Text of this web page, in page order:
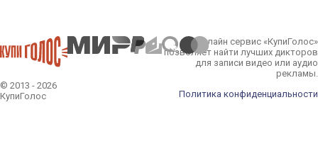
© 2013 - 2026
КупиГолос
Онлайн сервис «КупиГолос»
позволяет найти лучших дикторов
для записи видео или аудио
рекламы.
Политика конфиденциальности